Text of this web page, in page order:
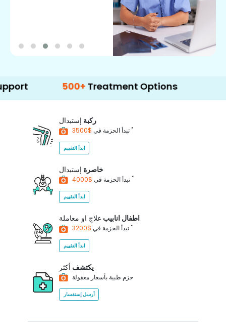
Treatment Options
ركبة إستبدال
تبدأ الحزمة في *
ابدأ التقييم
خاصرة إستبدال
تبدأ الحزمة في *
ابدأ التقييم
اطفال انابيب علاج او معاملة
تبدأ الحزمة في *
ابدأ التقييم
يكتشف أكثر
حزم طبية بأسعار معقولة
أرسل إستفسار